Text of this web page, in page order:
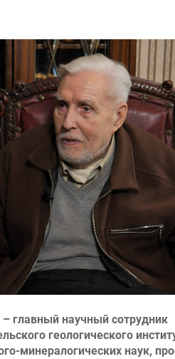
главный научный сотрудник
геологического
минералогических наук,